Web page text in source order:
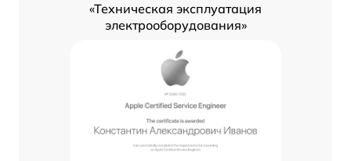
«Техническая эксплуатация
электрооборудования»